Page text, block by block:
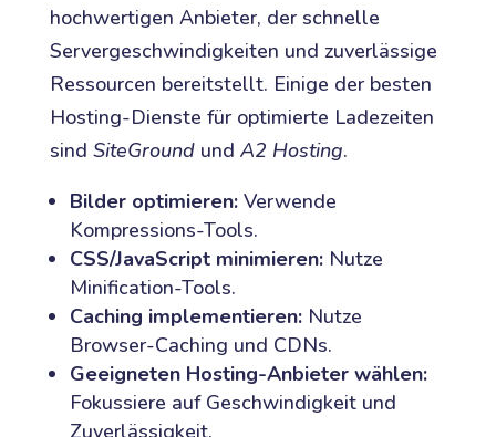
hochwertigen Anbieter, der schnelle
Servergeschwindigkeiten und zuverlässige
Ressourcen bereitstellt. Einige der besten
Hosting-Dienste für optimierte Ladezeiten
sind SiteGroundund A2 Hosting.
Bilder optimieren:Verwende
Kompressions-Tools.
CSS/JavaScript minimieren:Nutze
Minification-Tools.
Caching implementieren:Nutze
Browser-Caching und CDNs.
Geeigneten Hosting-Anbieter wählen:
Fokussiere auf Geschwindigkeit und
Zuverlässigkeit.